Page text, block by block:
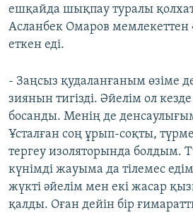
ешқайда шықпау туралы
Асланбек Омаров мемлекеттен
еткен еді.
- Заңсыз қудаланғаным өзіме
зиянын тигізді. Әйелім ол
босанды. Менің де
Ұсталған соң ұрып-соқты,
тергеу изоляторында болдым.
күнімді жауыма да тілемес
жүкті әйелім мен екі жасар
қалды. Оған дейін бір